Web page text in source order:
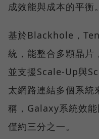
成效能與成本的平衡。
基於Blackhole，
統，能整合多顆晶片
並支援Scale-Up與
太網路連結多個系統
稱，Galaxy系統效
僅約三分之一。